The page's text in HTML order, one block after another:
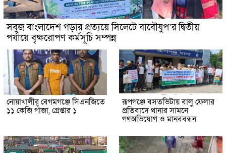
সবুজ বাংলাদেশ গড়ার প্রত্যয়ে সিলেটে বাবৌযুপ’র দ্বিতীয়
পর্যায়ে বৃক্ষরোপণ কর্মসূচি সম্পন্ন
নোয়াখালীর বেগমগঞ্জে সিএনজিতে
১১ কেজি গাঁজা, গ্রেপ্তার ১
রূপগঞ্জে বসতভিটায় বালু ফেলার
প্রতিবাদে থানার সামনে
গণঅভিযোগ ও মানববন্ধন